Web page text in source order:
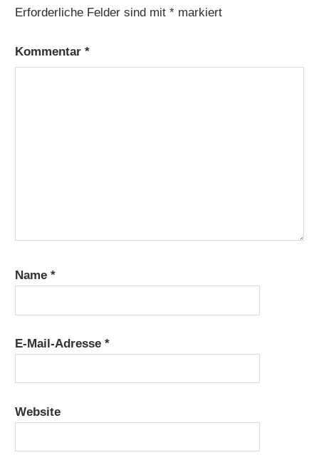
Erforderliche Felder sind mit* markiert
Kommentar*
Name*
E-Mail-Adresse*
Website